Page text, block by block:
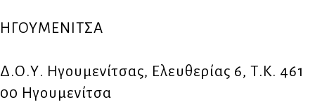
ΗΓΟΥΜΕΝΙΤΣΑ
Δ.Ο.Υ. Ηγουμενίτσας, Ελευθερίας 6, Τ.Κ. 461
00 Ηγουμενίτσα